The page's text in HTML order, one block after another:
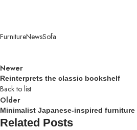
FurnitureNewsSofa
Newer
Reinterprets the classic bookshelf
Back to list
Older
Minimalist Japanese-inspired furniture
Related Posts